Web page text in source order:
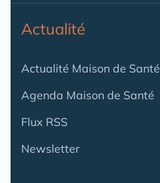
Actualité
Actualité Maison de Santé
Agenda Maison de Santé
Flux RSS
Newsletter